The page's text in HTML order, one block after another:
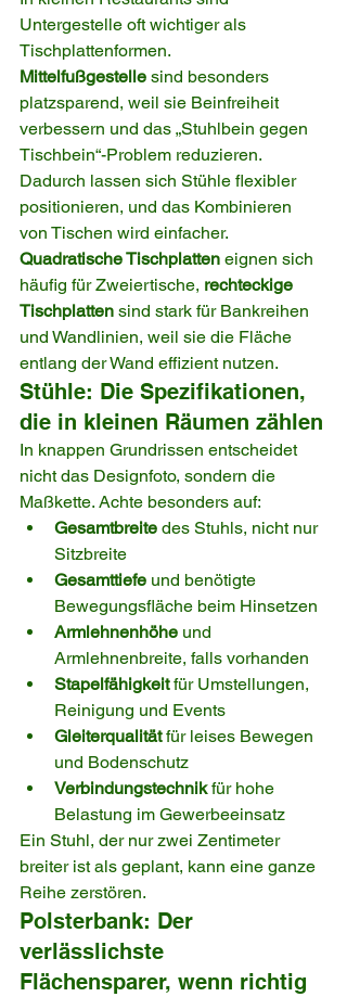
Untergestelle oft wichtiger als
Tischplattenformen.
Mittelfußgestelle sind besonders
platzsparend, weil sie Beinfreiheit
verbessern und das „Stuhlbein gegen
Tischbein“-Problem reduzieren.
Dadurch lassen sich Stühle flexibler
positionieren, und das Kombinieren
von Tischen wird einfacher.
Quadratische Tischplatten eignen sich
häufig für Zweiertische, rechteckige
Tischplatten sind stark für Bankreihen
und Wandlinien, weil sie die Fläche
entlang der Wand effizient nutzen.
Stühle: Die Spezifikationen,
die in kleinen Räumen zählen
In knappen Grundrissen entscheidet
nicht das Designfoto, sondern die
Maßkette. Achte besonders auf:
Gesamtbreite des Stuhls, nicht nur
Sitzbreite
Gesamttiefe und benötigte
Bewegungsfläche beim Hinsetzen
Armlehnenhöhe und
Armlehnenbreite, falls vorhanden
Stapelfähigkeit für Umstellungen,
Reinigung und Events
Gleiterqualität für leises Bewegen
und Bodenschutz
Verbindungstechnik für hohe
Belastung im Gewerbeeinsatz
Ein Stuhl, der nur zwei Zentimeter
breiter ist als geplant, kann eine ganze
Reihe zerstören.
Polsterbank: Der
verlässlichste
Flächensparer, wenn richtig